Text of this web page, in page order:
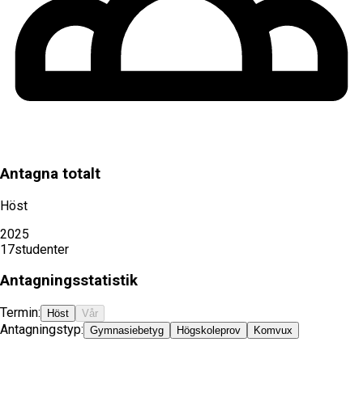
Antagna totalt
Höst
2025
17studenter
Antagningsstatistik
Termin: Höst Vår
Antagningstyp: Gymnasiebetyg Högskoleprov Komvux